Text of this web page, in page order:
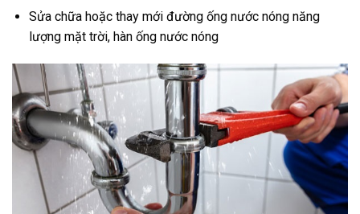
Sửa chữa hoặc thay mới đường ống nước nóng năng
lượng mặt trời, hàn ống nước nóng